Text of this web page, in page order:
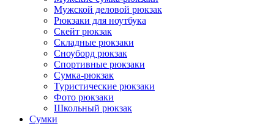
Мужской деловой рюкзак
Рюкзаки для ноутбука
Скейт рюкзак
Складные рюкзаки
Сноуборд рюкзак
Спортивные рюкзаки
Сумка-рюкзак
Туристические рюкзаки
Фото рюкзаки
Школьный рюкзак
Сумки